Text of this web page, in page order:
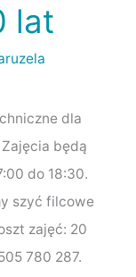
lat
dla
będą
do 18:30.
szyć filcowe
zajęć: 20
780 287.